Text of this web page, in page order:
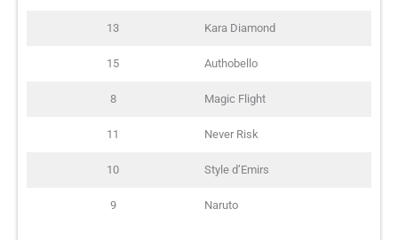
13 Kara Diamond
15 Authobello
8 Magic Flight
11 Never Risk
10 Style d’Emirs
9 Naruto